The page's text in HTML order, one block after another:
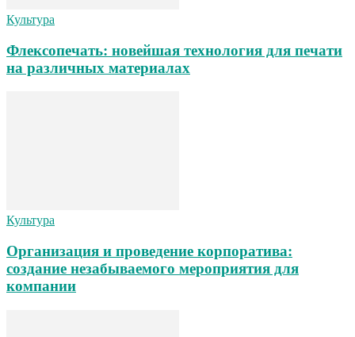
Культура
Флексопечать: новейшая технология для печати
на различных материалах
Культура
Организация и проведение корпоратива:
создание незабываемого мероприятия для
компании